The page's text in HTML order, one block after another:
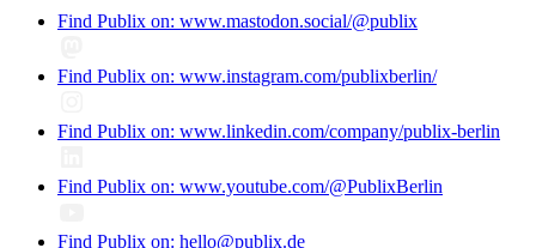
Find Publix on: www.mastodon.social/@publix
Find Publix on: www.instagram.com/publixberlin/
Find Publix on: www.linkedin.com/company/publix-berlin
Find Publix on: www.youtube.com/@PublixBerlin
Find Publix on: hello@publix.de